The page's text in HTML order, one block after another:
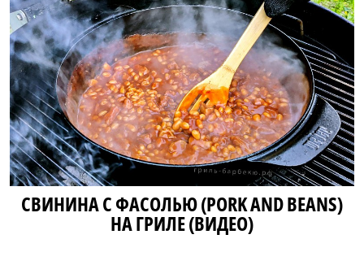
СВИНИНА С ФАСОЛЬЮ (PORK AND BEANS)
НА ГРИЛЕ (ВИДЕО)